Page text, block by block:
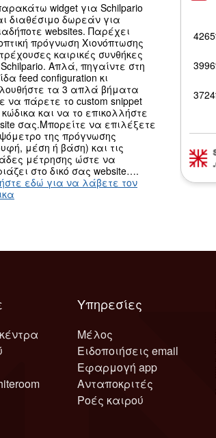
widget για Schilpario
διαθέσιμο δωρεάν για
websites. Παρέχει
πρόγνωση Χιονόπτωσης
καιρικές συνθήκες
Απλά, πηγαίντε στη
feed configuration κι
τα 3 απλά βήματα
να πάρετε το custom snippet
κώδικα και να το επικολλήστε
σας.Μπορείτε να επιλέξετε
της πρόγνωσης
μέση ή βάση) και τις
μέτρησης ώστε να
στο δικό σας website….
εδώ για να λάβετε τον
Υπηρεσίες
Μέλος
Ειδοποιήσεις email
Εφαρμογή app
Ανταποκριτές
Ροές καιρού